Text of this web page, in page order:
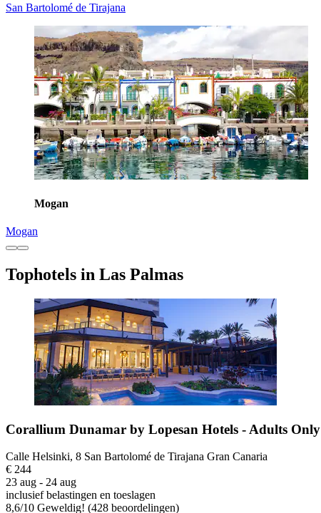
San Bartolomé de Tirajana
Mogan
Mogan
Tophotels in Las Palmas
Corallium Dunamar by Lopesan Hotels - Adults Only
Calle Helsinki, 8 San Bartolomé de Tirajana Gran Canaria
€ 244
23 aug - 24 aug
inclusief belastingen en toeslagen
8,6/10 Geweldig! (428 beoordelingen)